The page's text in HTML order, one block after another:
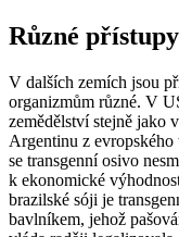
Různé
V dalších zemích jsou
organizmům různé. V
zemědělství stejně jako
Argentinu z evropského
se transgenní osivo
k ekonomické
brazilské sóji je
bavlníkem, jehož